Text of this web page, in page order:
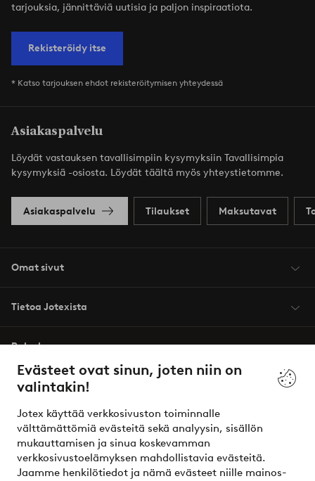
Evästeet ovat sinun, joten niin on
valintakin!
Jotex käyttää verkkosivuston toiminnalle
välttämättömiä evästeitä sekä analyysin, sisällön
mukauttamisen ja sinua koskevamman
verkkosivustoelämyksen mahdollistavia evästeitä.
Jaamme henkilötiedot ja nämä evästeet niille mainos-
tarjouksia, jännittäviä uutisia ja paljon inspiraatiota.
Rekisteröidy itse
* Katso tarjouksen ehdot rekisteröitymisen yhteydessä
Asiakaspalvelu
Löydät vastauksen tavallisimpiin kysymyksiin Tavallisimpia
kysymyksiä -osiosta. Löydät täältä myös yhteystietomme.
Asiakaspalvelu Tilaukset Maksutavat
Omat sivut
Tietoa Jotexista
Palvelumme
Ehdot
Ystävät